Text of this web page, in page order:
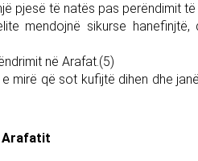
pjesë të natës pas perëndimit
mendojnë sikurse hanefinjtë,
në Arafat.(5)
mirë që sot kufijtë dihen dhe
Arafatit